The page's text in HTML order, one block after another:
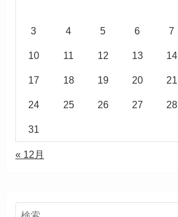
3 4 5 6 7
10 11 12 13 14
17 18 19 20 21
24 25 26 27 28
31
« 12月